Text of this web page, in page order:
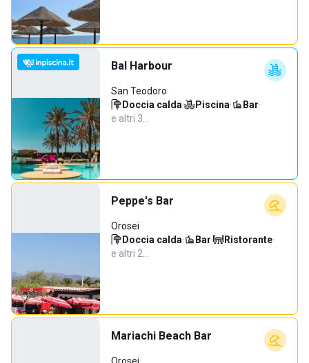
Bal Harbour
San Teodoro
Doccia calda· Piscina· Bar·
e altri 3…
Peppe's Bar
Orosei
Doccia calda· Bar· Ristorante·
e altri 2…
Mariachi Beach Bar